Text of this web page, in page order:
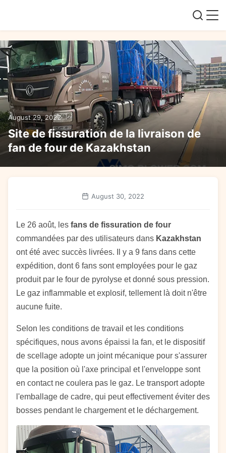
August 29, 2022
Site de fissuration de la livraison de
fan de four de Kazakhstan
August 30, 2022
Le 26 août, les fans de fissuration de four
commandées par des utilisateurs dans Kazakhstan
ont été avec succès livrées. Il y a 9 fans dans cette
expédition, dont 6 fans sont employées pour le gaz
produit par le four de pyrolyse et donné sous pression.
Le gaz inflammable et explosif, tellement là doit n'être
aucune fuite.
Selon les conditions de travail et les conditions
spécifiques, nous avons épaissi la fan, et le dispositif
de scellage adopte un joint mécanique pour s'assurer
que la position où l'axe principal et l'enveloppe sont
en contact ne coulera pas le gaz. Le transport adopte
l'emballage de cadre, qui peut effectivement éviter des
bosses pendant le chargement et le déchargement.